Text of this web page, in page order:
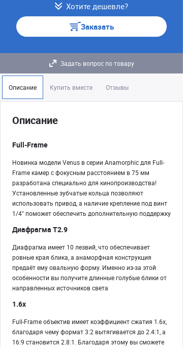
Хотите дешевле?
Заказать
Задать вопрос по товару
Описание Купить вместе Отзывы
Описание
Full-Frame
Новинка модели Venus в серии Anamorphic для Full-
Frame камер с фокусным расстоянием в 75 мм
разработана специально для кинопроизводства!
Установленные зубчатые кольца позволяют
использовать привод, а наличие крепление под винт
1/4" поможет обеспечить дополнительную поддержку
Диафрагма T2.9
Диафрагма имеет 10 лезвий, что обеспечивает
ровные края блика, а анаморфная конструкция
предаёт ему овальную форму. Именно из-за этой
особенности вы получите длинные голубые блики от
направленных источников света
1.6x
Full-Frame объектив имеет коэффициент сжатия 1.6x,
благодаря чему формат 3:2 вытягивается до 2.4:1, а
16:9 становится 2.8:1. Благодаря этому вы сможете